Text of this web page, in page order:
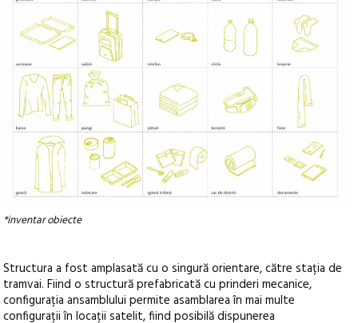
*inventar obiecte
Structura a fost amplasată cu o singură orientare, către stația de
tramvai. Fiind o structură prefabricată cu prinderi mecanice,
configurația ansamblului permite asamblarea în mai multe
configurații în locații satelit, fiind posibilă dispunerea